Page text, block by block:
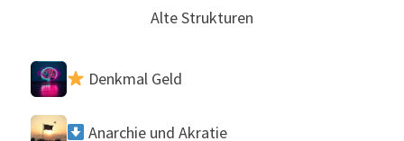
Alte Strukturen
Denkmal Geld
Anarchie und Akratie